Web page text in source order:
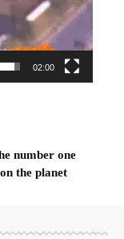
02:00
number one
the planet